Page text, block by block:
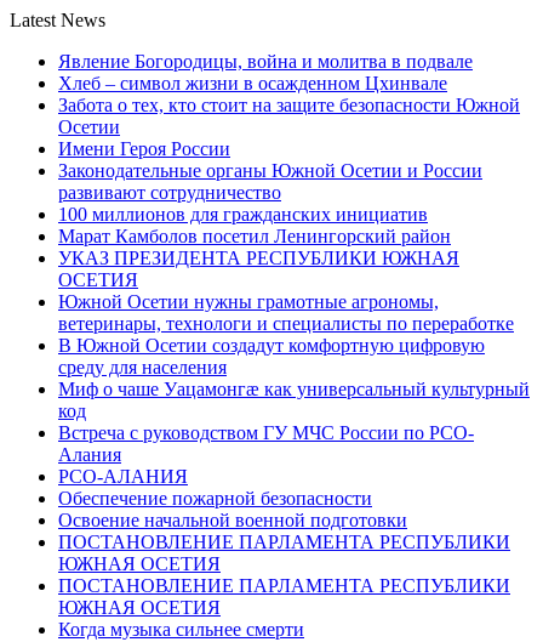
Latest News
Явление Богородицы, война и молитва в подвале
Хлеб – символ жизни в осажденном Цхинвале
Забота о тех, кто стоит на защите безопасности Южной
Осетии
Имени Героя России
Законодательные органы Южной Осетии и России
развивают сотрудничество
100 миллионов для гражданских инициатив
Марат Камболов посетил Ленингорский район
УКАЗ ПРЕЗИДЕНТА РЕСПУБЛИКИ ЮЖНАЯ
ОСЕТИЯ
Южной Осетии нужны грамотные агрономы,
ветеринары, технологи и специалисты по переработке
В Южной Осетии создадут комфортную цифровую
среду для населения
Миф о чаше Уацамонгæ как универсальный культурный
код
Встреча с руководством ГУ МЧС России по РСО-
Алания
РСО-АЛАНИЯ
Обеспечение пожарной безопасности
Освоение начальной военной подготовки
ПОСТАНОВЛЕНИЕ ПАРЛАМЕНТА РЕСПУБЛИКИ
ЮЖНАЯ ОСЕТИЯ
ПОСТАНОВЛЕНИЕ ПАРЛАМЕНТА РЕСПУБЛИКИ
ЮЖНАЯ ОСЕТИЯ
Когда музыка сильнее смерти